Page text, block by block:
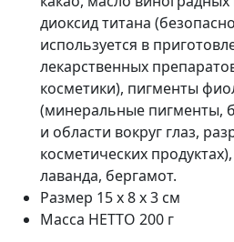
диоксид титана
используется в
лекарственных
косметики), пигменты
(минеральные пигменты,
и области вокруг глаз,
косметических
лаванда, бергамот.
Размер 15 х 8 х 3 см
Масса НЕТТО 200 г